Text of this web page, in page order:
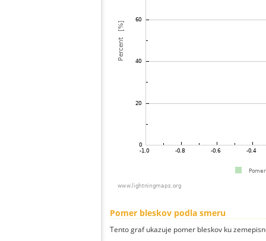
Pomer bleskov podla smeru
Tento graf ukazuje pomer bleskov ku